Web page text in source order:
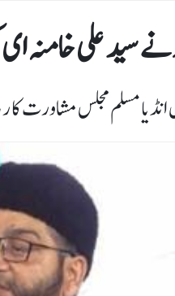
سید علی خامنہ
مسلم مجلس مشاورت کا